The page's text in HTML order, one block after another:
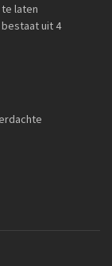
laten
uit 4